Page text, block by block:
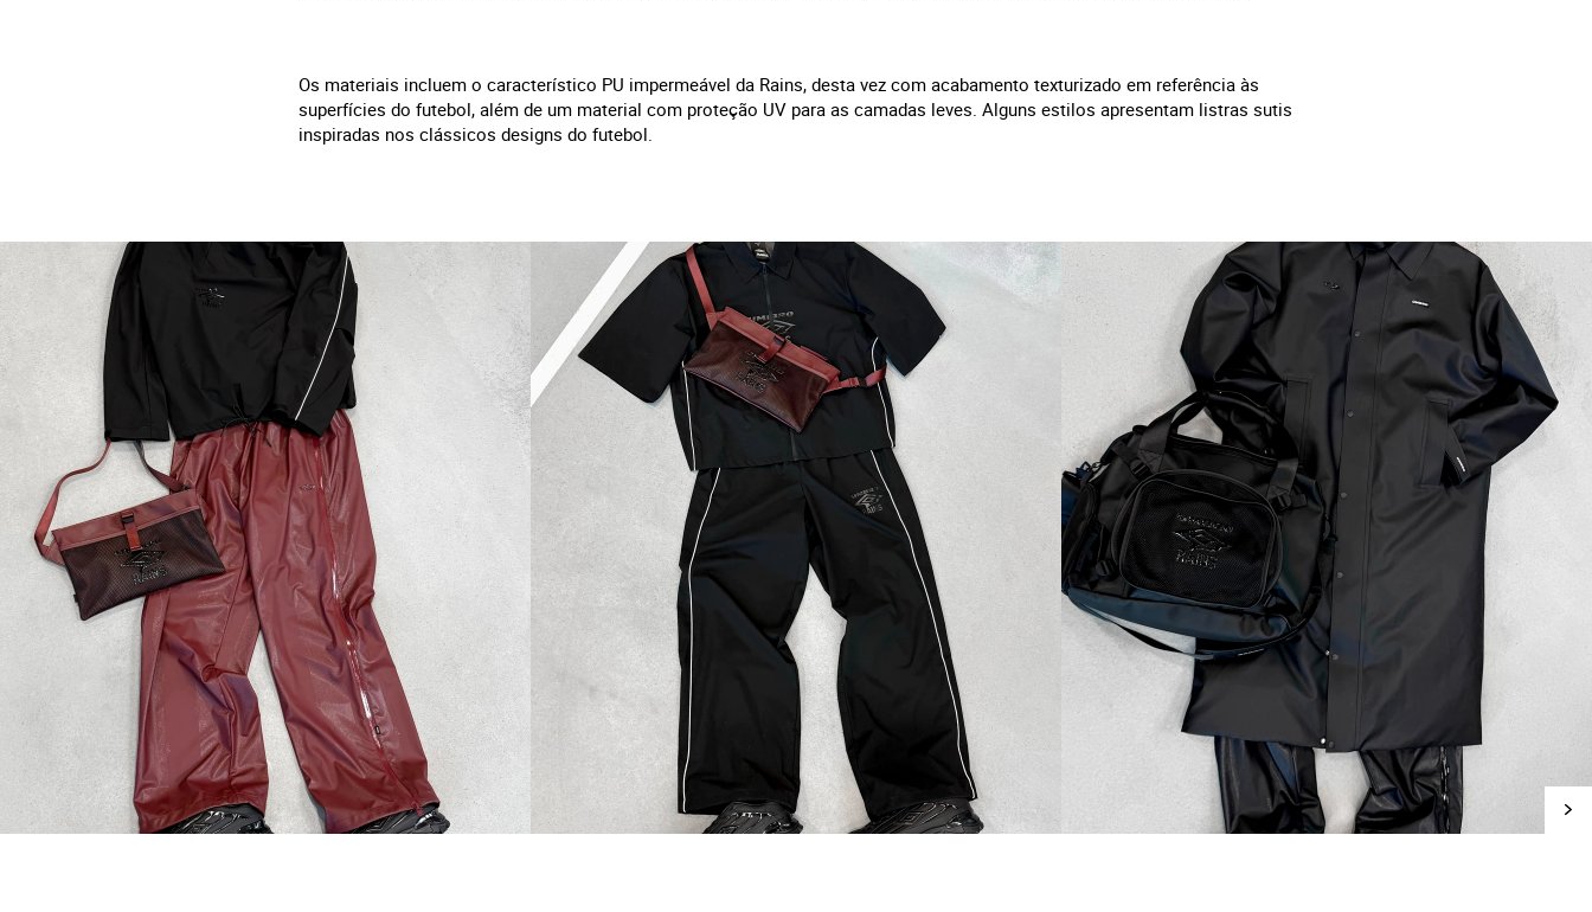
Os materiais incluem o característico PU impermeável da Rains, desta vez com acabamento texturizado em referência às
superfícies do futebol, além de um material com proteção UV para as camadas leves. Alguns estilos apresentam listras sutis
inspiradas nos clássicos designs do futebol.